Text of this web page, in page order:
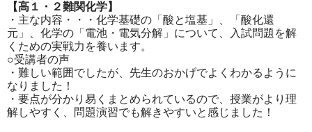
【高１・２難関化学】
・主な内容・・・化学基礎の「酸と塩基」、「酸化還
元」、化学の「電池・電気分解」について、入試問題を解
くための実戦力を養います。
○受講者の声
・難しい範囲でしたが、先生のおかげでよくわかるように
なりました！
・要点が分かり易くまとめられているので、授業がより理
解しやすく、問題演習でも解きやすいと感じました！